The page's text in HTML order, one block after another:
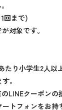
回まで)
対象です。
り小学生2人
。
LINEクーポンの
トフォンをお